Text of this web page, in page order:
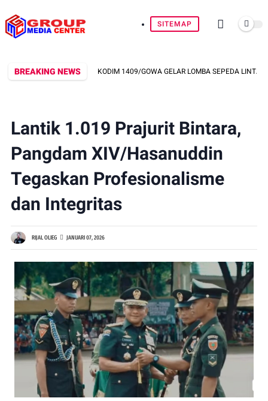
SITEMAP
BREAKING NEWS
HUT RI KE-81, KODIM 1409/GOWA GELAR LOMBA SEPEDA LINTAS KOLAM
Lantik 1.019 Prajurit Bintara,
Pangdam XIV/Hasanuddin
Tegaskan Profesionalisme
dan Integritas
RIJAL OLIEG JANUARI 07, 2026